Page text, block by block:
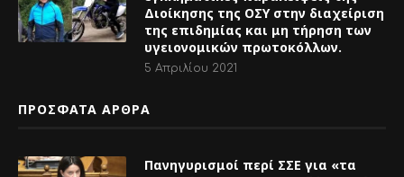
ΠΡΟΣΦΑΤΑ ΑΡΘΡΑ
Πανηγυρισμοί περί ΣΣΕ για «τα
ξαναπληρώσουμε το «μάρμαρο»
της κερδοφορίας τους.